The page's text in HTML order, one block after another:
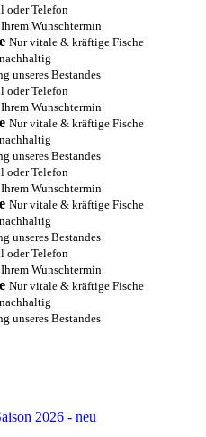
oder Telefon
Wunschtermin
Nur vitale & kräftige Fische
unseres Bestandes
oder Telefon
Wunschtermin
Nur vitale & kräftige Fische
unseres Bestandes
oder Telefon
Wunschtermin
Nur vitale & kräftige Fische
unseres Bestandes
oder Telefon
Wunschtermin
Nur vitale & kräftige Fische
unseres Bestandes
2026 - neu